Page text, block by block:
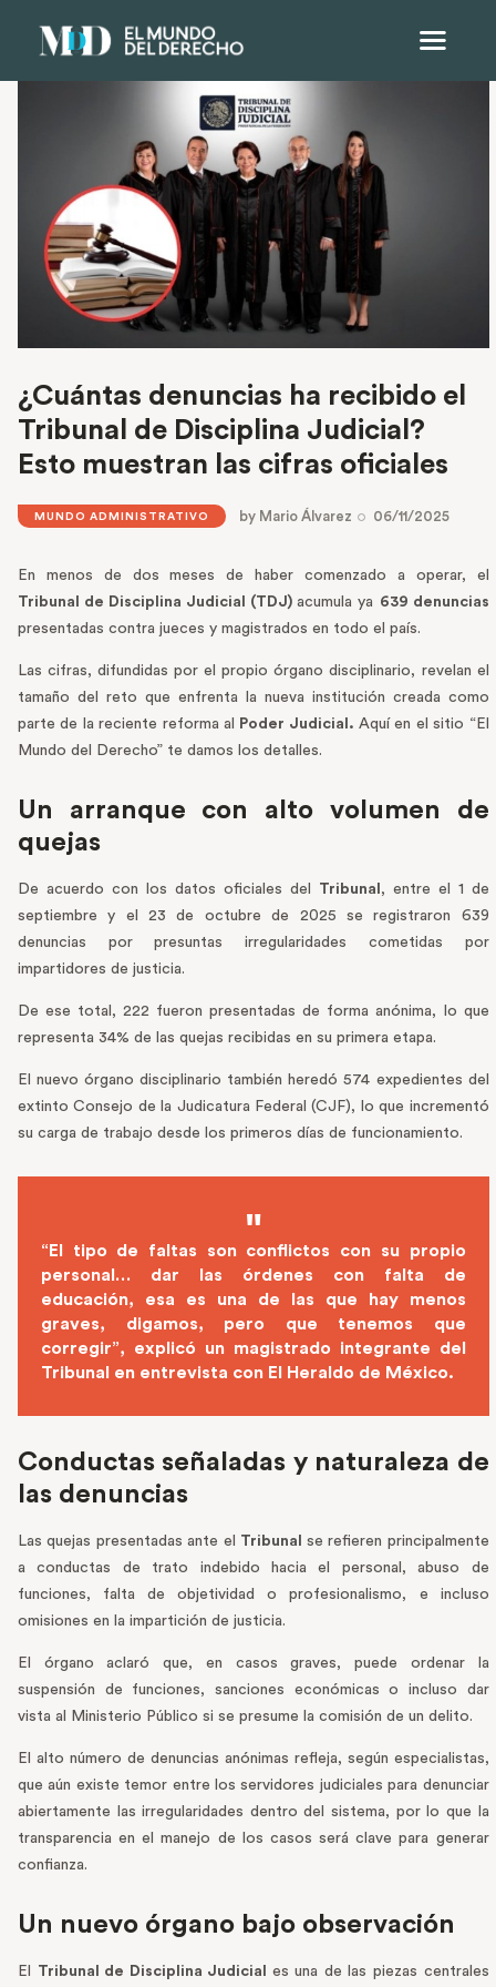
¿Cuántas denuncias ha recibido el
Tribunal de Disciplina Judicial?
Esto muestran las cifras oficiales
MUNDO ADMINISTRATIVO by Mario Álvarez 06/11/2025
En menos de dos meses de haber comenzado a operar, el
Tribunal de Disciplina Judicial (TDJ)acumula ya 639 denuncias
presentadas contra jueces y magistrados en todo el país.
Las cifras, difundidas por el propio órgano disciplinario, revelan el
tamaño del reto que enfrenta la nueva institución creada como
parte de la reciente reforma al
Poder Judicial. Aquí en el sitio “El
Mundo del Derecho” te damos los detalles.
Un arranque con alto volumen de
quejas
De acuerdo con los datos oficiales del Tribunal , entre el 1 de
septiembre y el 23 de octubre de 2025 se registraron 639
denuncias por presuntas irregularidades cometidas por
impartidores de justicia.
De ese total, 222 fueron presentadas de forma anónima, lo que
representa 34% de las quejas recibidas en su primera etapa.
El nuevo órgano disciplinario también heredó 574 expedientes del
extinto Consejo de la Judicatura Federal (CJF), lo que incrementó
su carga de trabajo desde los primeros días de funcionamiento.
“El tipo de faltas son conflictos con su propio
personal… dar las órdenes con falta de
educación, esa es una de las que hay menos
graves, digamos, pero que tenemos que
corregir”, explicó un magistrado integrante del
Tribunal en entrevista con El Heraldo de México.
Conductas señaladas y naturaleza de
las denuncias
Las quejas presentadas ante el Tribunal se refieren principalmente
a conductas de trato indebido hacia el personal, abuso de
funciones, falta de objetividad o profesionalismo, e incluso
omisiones en la impartición de justicia.
El órgano aclaró que, en casos graves, puede ordenar la
suspensión de funciones, sanciones económicas o incluso dar
vista al Ministerio Público si se presume la comisión de un delito.
El alto número de denuncias anónimas refleja, según especialistas,
que aún existe temor entre los servidores judiciales para denunciar
abiertamente las irregularidades dentro del sistema, por lo que la
transparencia en el manejo de los casos será clave para generar
confianza.
Un nuevo órgano bajo observación
El Tribunal de Disciplina Judicial es una de las piezas centrales